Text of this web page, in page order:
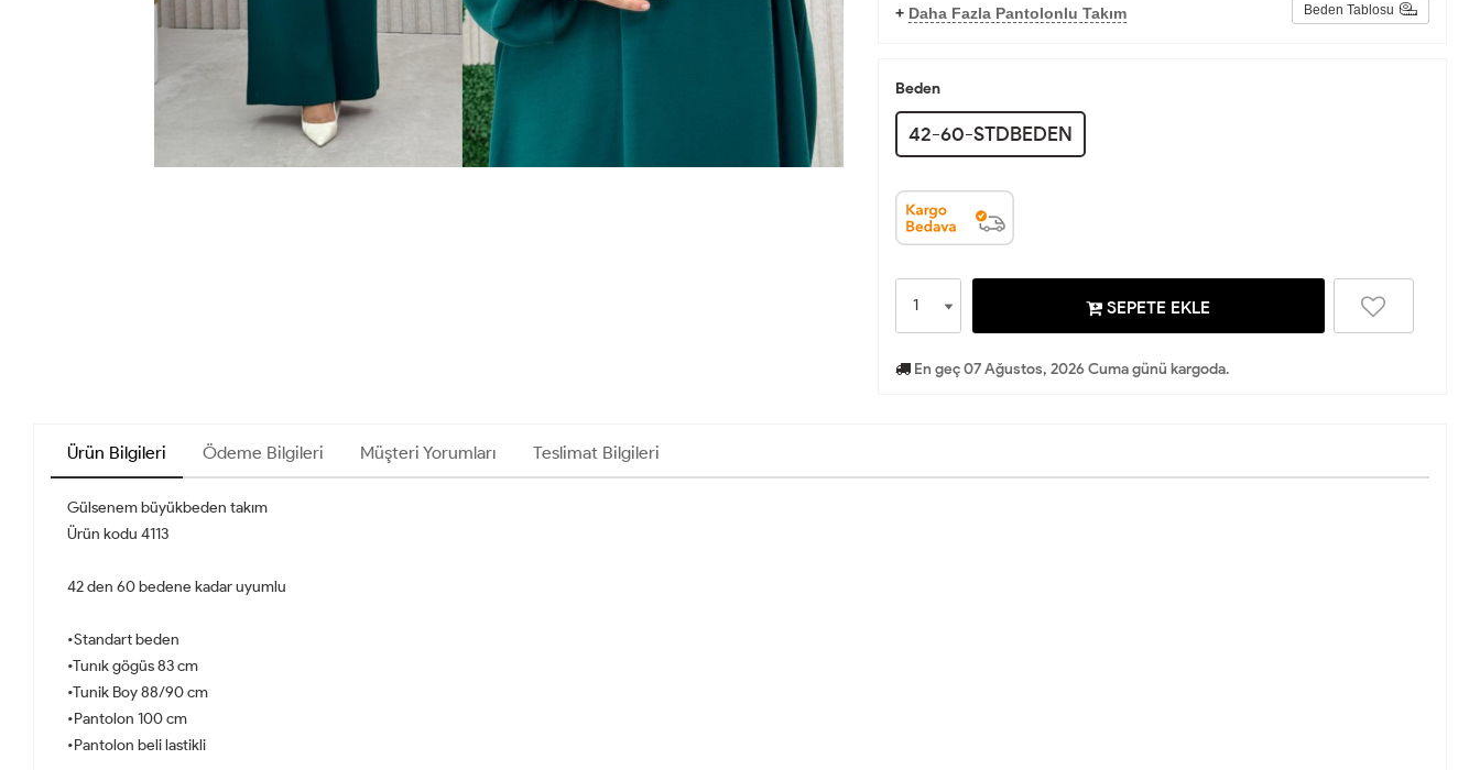
+ Daha Fazla Pantolonlu Takım Beden Tablosu
Beden
42-60-STDBEDEN
SEPETE EKLE
En geç 07 Ağustos, 2026 Cuma günü kargoda.
Ürün Bilgileri Ödeme Bilgileri Müşteri Yorumları Teslimat Bilgileri
Gülsenem büyükbeden takım
Ürün kodu 4113
42 den 60 bedene kadar uyumlu
•Standart beden
•Tunık gögüs 83 cm
•Tunik Boy 88/90 cm
•Pantolon 100 cm
•Pantolon beli lastikli